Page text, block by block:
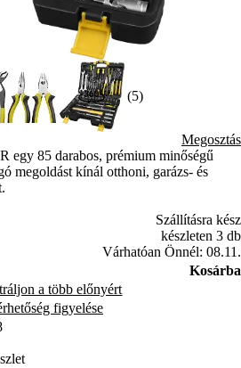
(5)
Megosztás
egy 85 darabos, prémium minőségű
megoldást kínál otthoni, garázs- és
Szállításra kész
készleten 3 db
Várhatóan Önnél: 08.11.
Kosárba
a több előnyért
figyelése